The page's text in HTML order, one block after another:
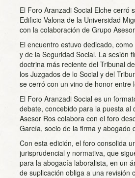
El Foro Aranzadi Social Elche cerró
Edificio Valona de la Universidad
con la colaboración de Grupo
El encuentro estuvo dedicado,
y de la Seguridad Social. La sesión
doctrina más reciente del Tribunal
los Juzgados de lo Social y del
se cerró con un vino de honor entre
El Foro Aranzadi Social es un
debate, concebido para la puesta
Asesor Ros colabora con el foro
García, socio de la firma y abogado
Con esta edición, el foro consolida
jurisprudencial y normativa, que
para la abogacía laboralista, en un
de suplicación obliga a una revisión